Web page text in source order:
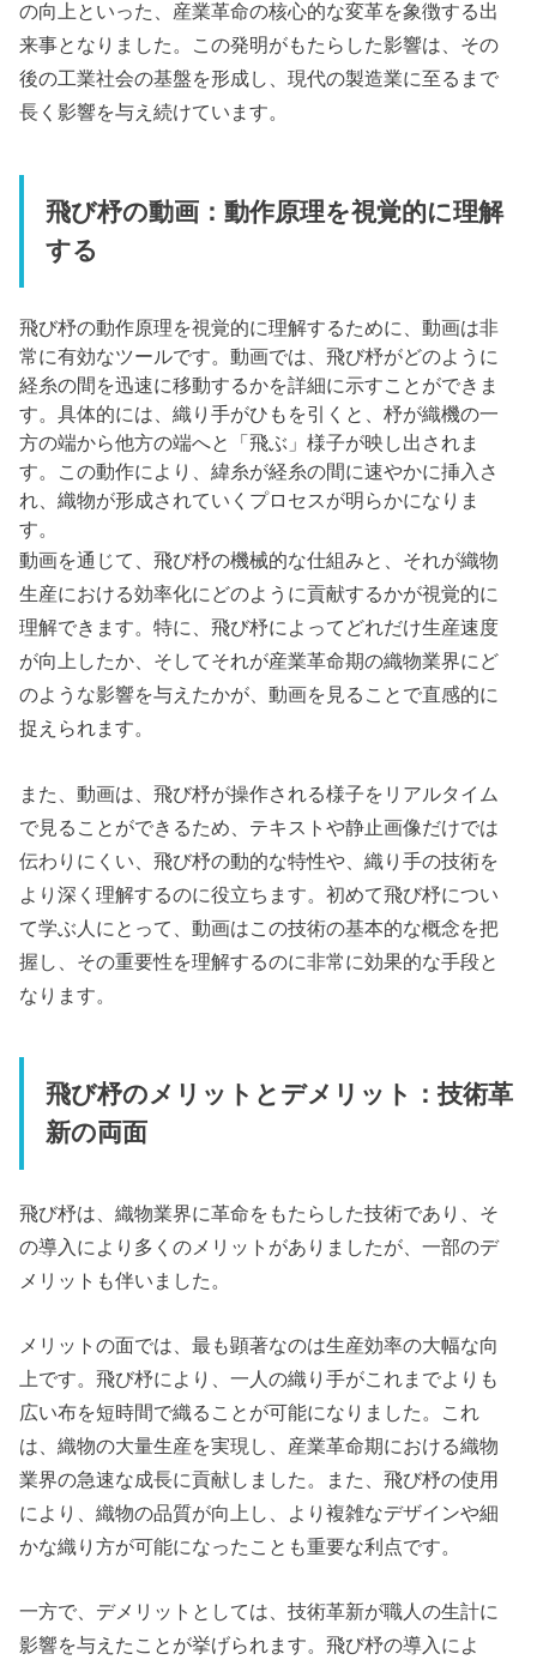
の向上といった、産業革命の核心的な変革を象徴する出
来事となりました。この発明がもたらした影響は、その
後の工業社会の基盤を形成し、現代の製造業に至るまで
長く影響を与え続けています。
飛び杼の動画：動作原理を視覚的に理解
する
飛び杼の動作原理を視覚的に理解するために、動画は非
常に有効なツールです。動画では、飛び杼がどのように
経糸の間を迅速に移動するかを詳細に示すことができま
す。具体的には、織り手がひもを引くと、杼が織機の一
方の端から他方の端へと「飛ぶ」様子が映し出されま
す。この動作により、緯糸が経糸の間に速やかに挿入さ
れ、織物が形成されていくプロセスが明らかになりま
す。
動画を通じて、飛び杼の機械的な仕組みと、それが織物
生産における効率化にどのように貢献するかが視覚的に
理解できます。特に、飛び杼によってどれだけ生産速度
が向上したか、そしてそれが産業革命期の織物業界にど
のような影響を与えたかが、動画を見ることで直感的に
捉えられます。
また、動画は、飛び杼が操作される様子をリアルタイム
で見ることができるため、テキストや静止画像だけでは
伝わりにくい、飛び杼の動的な特性や、織り手の技術を
より深く理解するのに役立ちます。初めて飛び杼につい
て学ぶ人にとって、動画はこの技術の基本的な概念を把
握し、その重要性を理解するのに非常に効果的な手段と
なります。
飛び杼のメリットとデメリット：技術革
新の両面
飛び杼は、織物業界に革命をもたらした技術であり、そ
の導入により多くのメリットがありましたが、一部のデ
メリットも伴いました。
メリットの面では、最も顕著なのは生産効率の大幅な向
上です。飛び杼により、一人の織り手がこれまでよりも
広い布を短時間で織ることが可能になりました。これ
は、織物の大量生産を実現し、産業革命期における織物
業界の急速な成長に貢献しました。また、飛び杼の使用
により、織物の品質が向上し、より複雑なデザインや細
かな織り方が可能になったことも重要な利点です。
一方で、デメリットとしては、技術革新が職人の生計に
影響を与えたことが挙げられます。飛び杼の導入によ